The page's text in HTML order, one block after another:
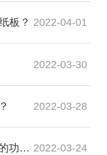
板？ 2022-04-01
2022-03-30
2022-03-28
定制纸箱，怎样判断瓦楞纸箱的功能质量是否合格？ 2022-03-24